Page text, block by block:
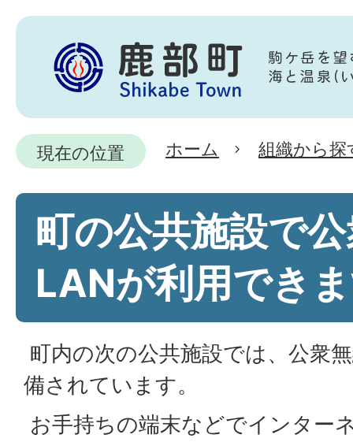
現在の位置 ホーム 組織から探
町の公共施設で
LANが利用でき
町内の次の公共施設では、公衆
備されています。
お手持ちの端末などでインター